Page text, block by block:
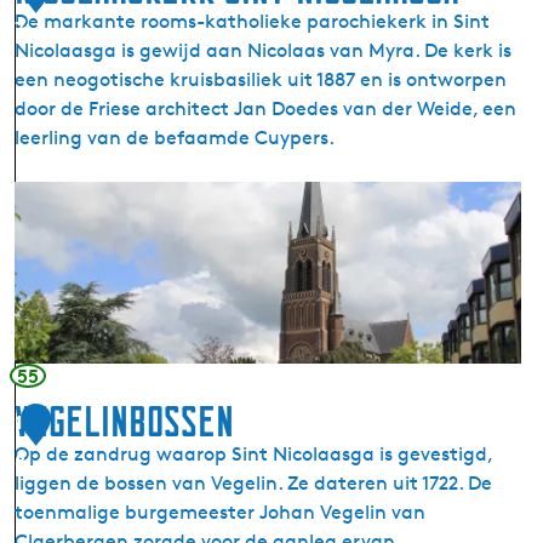
l
a
a
s
g
a
(
i
n
t
N
y
k
)
7
De markante rooms-katholieke parochiekerk in Sint
Nicolaasga is gewijd aan Nicolaas van Myra. De kerk is
een neogotische kruisbasiliek uit 1887 en is ontworpen
door de Friese architect Jan Doedes van der Weide, een
leerling van de befaamde Cuypers.
i
c
o
l
a
a
k
e
r
k
55
1
8
Vegelinbossen
Op de zandrug waarop Sint Nicolaasga is gevestigd,
liggen de bossen van Vegelin. Ze dateren uit 1722. De
toenmalige burgemeester Johan Vegelin van